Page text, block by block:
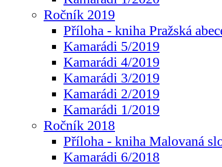
Ročník 2019
Příloha - kniha Pražská
Kamarádi 5/2019
Kamarádi 4/2019
Kamarádi 3/2019
Kamarádi 2/2019
Kamarádi 1/2019
Ročník 2018
Příloha - kniha Malovaná
Kamarádi 6/2018